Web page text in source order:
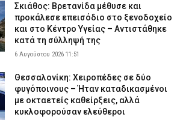
Σκιάθος: Βρετανίδα μέθυσε και
προκάλεσε επεισόδιο στο ξενοδοχείο
και στο Κέντρο Υγείας – Αντιστάθηκε
κατά τη σύλληψή της
6 Αυγούστου 2026 11:51
Θεσσαλονίκη: Χειροπέδες σε δύο
φυγόποινους – Ήταν καταδικασμένοι
με οκταετείς καθείρξεις, αλλά
κυκλοφορούσαν ελεύθεροι